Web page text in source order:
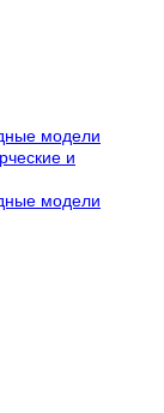
модели
и
модели